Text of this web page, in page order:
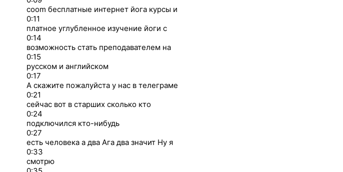
coom бесплатные интернет йога курсы и
0:11
платное углубленное изучение йоги с
0:14
возможность стать преподавателем на
0:15
русском и английском
0:17
А скажите пожалуйста у нас в телеграме
0:21
сейчас вот в старших сколько кто
0:24
подключился кто-нибудь
0:27
есть человека а два Ага два значит Ну я
0:33
смотрю